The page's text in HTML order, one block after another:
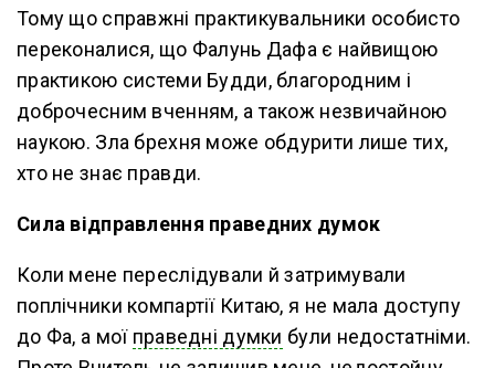
Тому що справжні практикувальники особисто
переконалися, що Фалунь Дафа є найвищою
практикою системи Будди, благородним і
доброчесним вченням, а також незвичайною
наукою. Зла брехня може обдурити лише тих,
хто не знає правди.
Сила відправлення праведних думок
Коли мене переслідували й затримували
поплічники компартії Китаю, я не мала доступу
до Фа, а мої праведні думки були недостатніми.